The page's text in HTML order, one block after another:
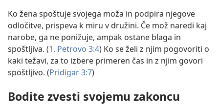
Ko žena spoštuje svojega moža in podpira njegove
odločitve, prispeva k miru v družini. Če mož naredi kaj
narobe, ga ne ponižuje, ampak ostane blaga in
spoštljiva. (1. Petrovo 3:4) Ko se želi z njim pogovoriti o
kaki težavi, za to izbere primeren čas in z njim govori
spoštljivo. (Pridigar 3:7)
Bodite zvesti svojemu zakoncu